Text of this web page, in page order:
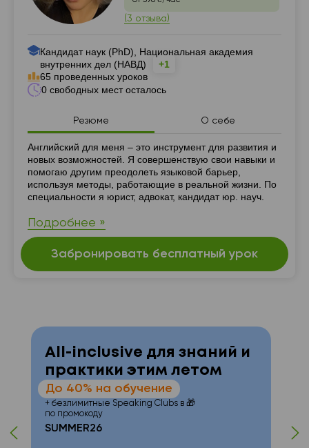
(3 отзыва)
Кандидат наук (PhD), Национальная академия
внутренних дел (НАВД)
+1
65 проведенных уроков
0 свободных мест осталось
Резюме О себе
Резюме
Английский для меня – это инструмент для развития и
новых возможностей. Я совершенствую свои навыки и
помогаю другим преодолеть языковой барьер,
используя методы, работающие в реальной жизни. По
специальности я юрист, адвокат, кандидат юр. науч.
Подробнее »
Забронировать бесплатный урок
All-inclusive для знаний и
практики этим летом
До 40% на обучение
+ безлимитные Speaking Clubs в 🎁
по промокоду
SUMMER26